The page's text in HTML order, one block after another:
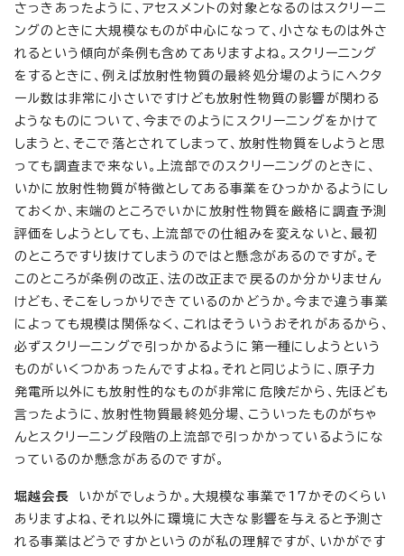
さっきあったように、アセスメントの対象となるのはスクリーニ
ングのときに大規模なものが中心になって、小さなものは外さ
れるという傾向が条例も含めてありますよね。スクリーニング
をするときに、例えば放射性物質の最終処分場のようにヘクタ
ール数は非常に小さいですけども放射性物質の影響が関わる
ようなものについて、今までのようにスクリーニングをかけて
しまうと、そこで落とされてしまって、放射性物質をしようと思
っても調査まで来ない。上流部でのスクリーニングのときに、
いかに放射性物質が特徴としてある事業をひっかかるようにし
ておくか、末端のところでいかに放射性物質を厳格に調査予測
評価をしようとしても、上流部での仕組みを変えないと、最初
のところですり抜けてしまうのではと懸念があるのですが。そ
このところが条例の改正、法の改正まで戻るのか分かりません
けども、そこをしっかりできているのかどうか。今まで違う事業
によっても規模は関係なく、これはそういうおそれがあるから、
必ずスクリーニングで引っかかるように第一種にしようという
ものがいくつかあったんですよね。それと同じように、原子力
発電所以外にも放射性的なものが非常に危険だから、先ほども
言ったように、放射性物質最終処分場、こういったものがちゃ
んとスクリーニング段階の上流部で引っかかっているようにな
っているのか懸念があるのですが。
堀越会長 いかがでしょうか。大規模な事業で17かそのくらい
ありますよね、それ以外に環境に大きな影響を与えると予測さ
れる事業はどうですかというのが私の理解ですが、いかがです